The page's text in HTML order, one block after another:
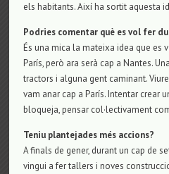
els habitants. Així ha sortit aquesta
Podries comentar què es vol fer
És una mica la mateixa idea que es
París, però ara serà cap a Nantes.
tractors i alguna gent caminant.
vam anar cap a París. Intentar crear
bloqueja, pensar col·lectivament
Teniu plantejades més accions?
A finals de gener, durant un cap de
vingui a fer tallers i noves